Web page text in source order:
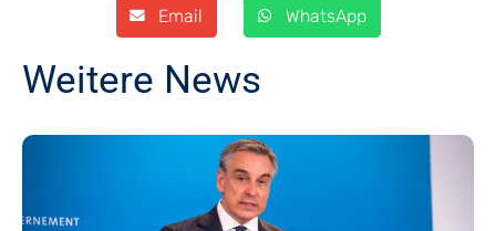
Email WhatsApp
Weitere News